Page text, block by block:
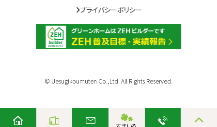
プライバシーポリシー
© Uesugikoumuten Co.,Ltd. All Rights Reserved.